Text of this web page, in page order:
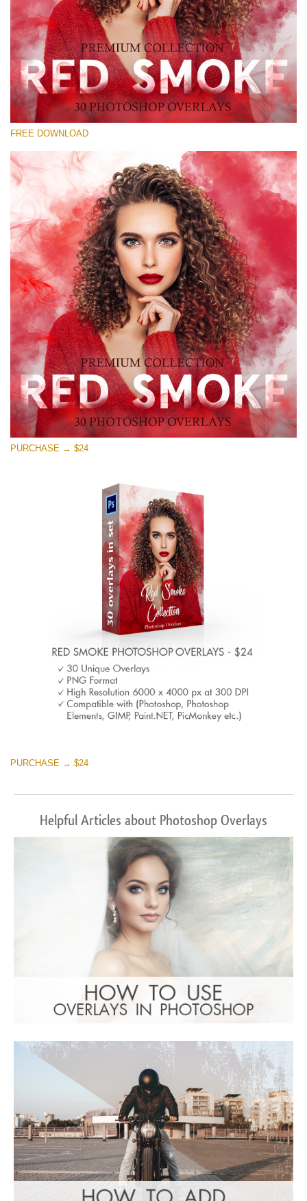
Por favor selecione
Free Red Smoke Overlay #12
Small 800*533px
Red Smoke
(30 Overlays)
Fairy Tale (344 Overlays)
Large 6000*4000px
Entire Collection
(1783 Overlays)
Large 6000*4000px
Download Grátis
FREE DOWNLOAD
PURCHASE → $24
PURCHASE → $24
Helpful Articles about Photoshop Overlays